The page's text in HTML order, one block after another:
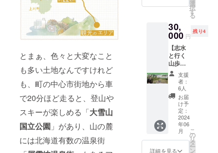
とまぁ、色々と大変なこと
も多い土地なんですけれど
も、町の中心市街地から車
で20分ほど走ると、登山や
スキーが楽しめる「大雪山
国立公園 」があり、山の麓
には北海道有数の温泉街
メール
にてお
いたし
ます
る方向
ターン
です 当
日会場
に来ら
れない
方は
「オン
ライン
限定」
のリ
ターン
にご支
援くだ
さい ※
現地へ
の交通
費や滞
きな
場合は
ご返
金、も
しくは
ANSHI
NDOの
すぐ近
くにあ
る弊社
運営の
民宿を
ご案内
いたし
ます。
・層雲
※チケッ
トはク
ラウド
ファン
ディン
グ終了
後、
メール
にて電
子チ
ケット
として
画像を
送信い
たしま
はGW、
始など
の繁忙
期を除
く期間
でご利
用いた
だけま
す。 ※
有効期
限は
2025年
5月ま
で。 ※
ご予約
はプロ
のお手
紙 ・ギ
フト
ボック
ス ［ギ
フト
ボック
ス内容
（例）
］ ・上
川ラー
メン ・
上川町
産はち
みつ ・
ゆきの
みず
付！】
志水か
上川町
をご案
内しま
す！
ANSHI
NDOの
ある市
街地エ
リアだ
けでな
く、国
立公園
の温泉
街に、
飲食
店、地
域おこ
選
択
す
る
30,
000 円
残り4
【志水
と行く
山歩き
ガイド
ツアー
プラ
ン！】
上川町
と言え
ば大雪
山！ガ
イド資
格を
もった
支援
者：
6人
お届
け予
定：
2024
年06
月
詳細を見る
こ
の
リ
タ
ー
ン